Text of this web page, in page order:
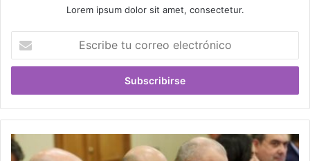
Lorem ipsum dolor sit amet, consectetur.
correo
Diputado
Bórquez